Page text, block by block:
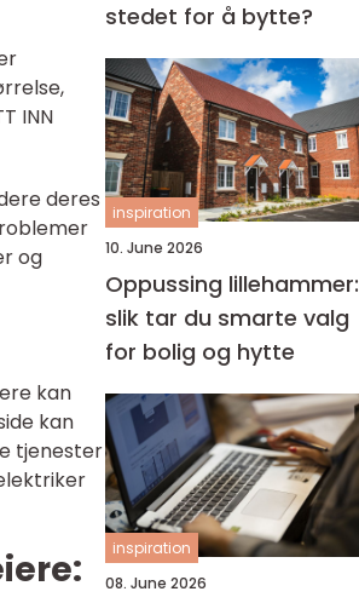
INN
deres
og
kan
kan
tjenester
stedet for å bytte?
inspiration
10. June 2026
Oppussing lillehammer:
slik tar du smarte valg
for bolig og hytte
inspiration
08. June 2026